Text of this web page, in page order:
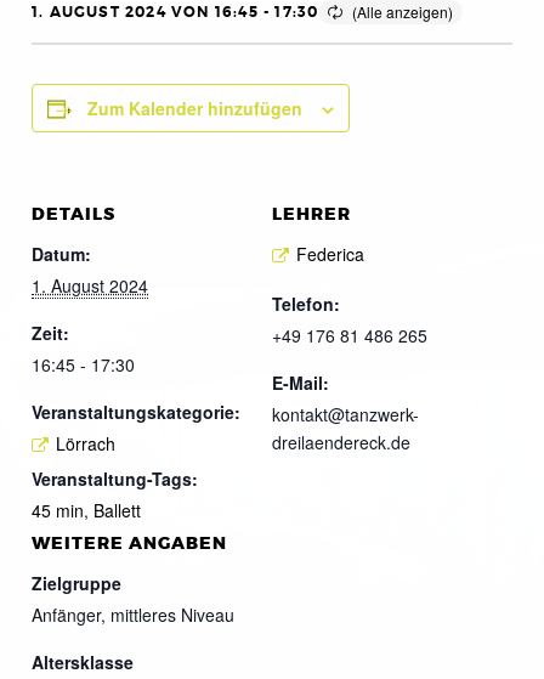
1. AUGUST 2024 VON 16:45 -17:30
Zum Kalender hinzufügen
DETAILS
Datum:
1. August 2024
Zeit:
16:45 - 17:30
Veranstaltungskategorie:
Lörrach
Veranstaltung-Tags:
45 min, Ballett
LEHRER
Federica
Telefon:
+49 176 81 486 265
E-Mail:
kontakt@tanzwerk-
dreilaendereck.de
WEITERE ANGABEN
Zielgruppe
Anfänger, mittleres Niveau
Altersklasse